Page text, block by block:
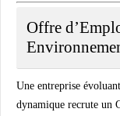
Offre
Une entreprise
dynamique recrute un